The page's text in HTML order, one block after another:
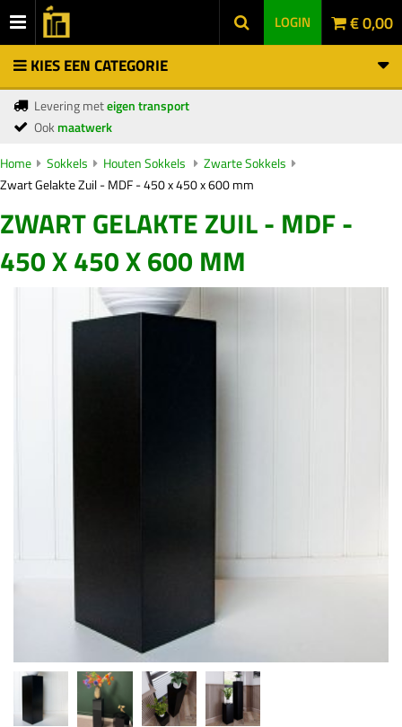
LOGIN € 0,00
KIES EEN CATEGORIE
Levering meteigen transport
Ookmaatwerk
Home Sokkels Houten Sokkels
Zwarte Sokkels
Zwart Gelakte Zuil - MDF - 450 x 450 x 600 mm
ZWART GELAKTE ZUIL - MDF -
450 X 450 X 600 MM